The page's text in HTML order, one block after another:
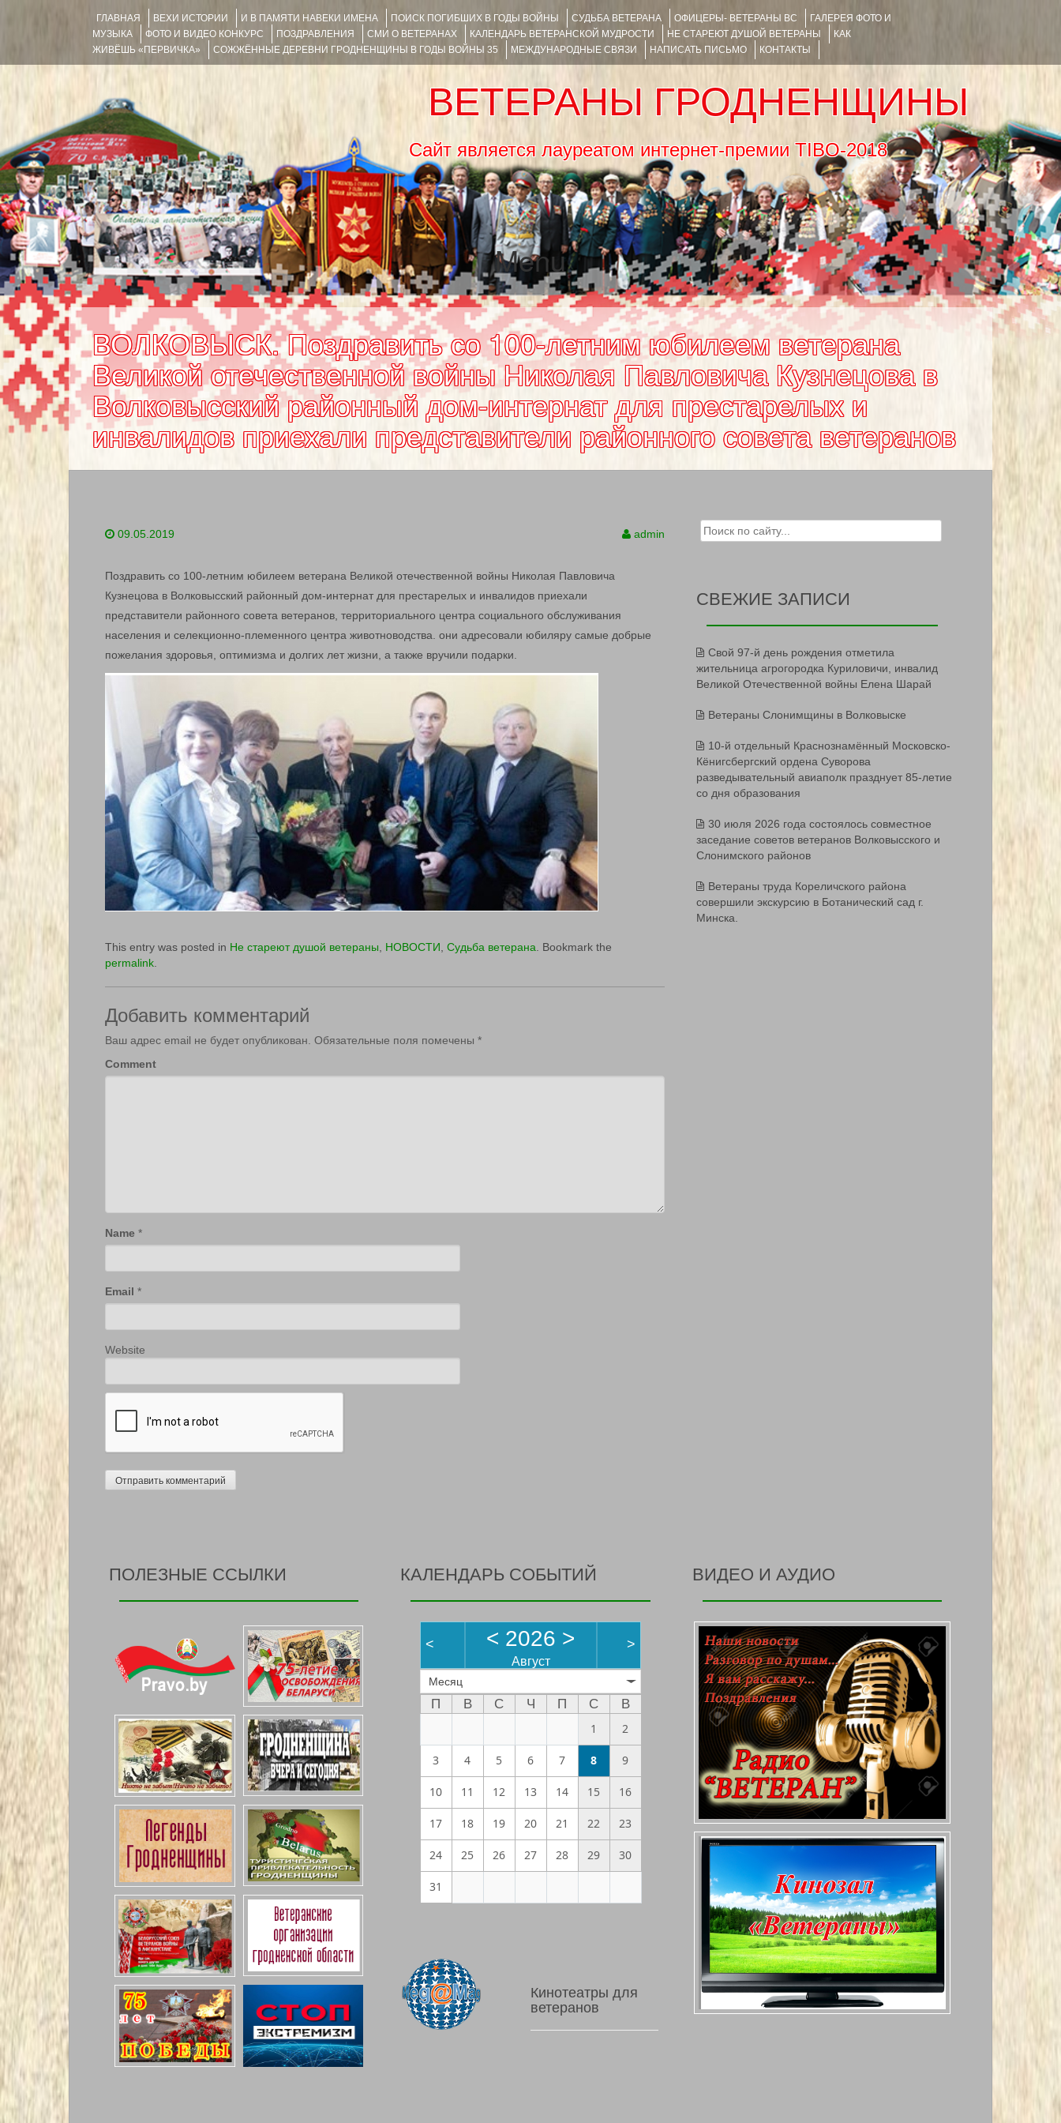
ГЛАВНАЯ ВЕХИ ИСТОРИИ И В ПАМЯТИ НАВЕКИ ИМЕНА ПОИСК ПОГИБШИХ В ГОДЫ ВОЙНЫ СУДЬБА ВЕТЕРАНА ОФИЦЕРЫ- ВЕТЕРАНЫ ВС
ГАЛЕРЕЯ ФОТО И
МУЗЫКА
ФОТО И ВИДЕО КОНКУРС ПОЗДРАВЛЕНИЯ СМИ О ВЕТЕРАНАХ КАЛЕНДАРЬ ВЕТЕРАНСКОЙ МУДРОСТИ НЕ СТАРЕЮТ ДУШОЙ ВЕТЕРАНЫ
КАК
ЖИВЁШЬ «ПЕРВИЧКА»
СОЖЖЁННЫЕ ДЕРЕВНИ ГРОДНЕНЩИНЫ В ГОДЫ ВОЙНЫ 35 МЕЖДУНАРОДНЫЕ СВЯЗИ НАПИСАТЬ ПИСЬМО КОНТАКТЫ
ВЕТЕРАНЫ ГРОДНЕНЩИНЫ
Сайт является лауреатом интернет-премии TIBO-2018
Menu
SKIP TO CONTENT
ВОЛКОВЫСК. Поздравить со 100-летним юбилеем ветерана
Великой отечественной войны Николая Павловича Кузнецова в
Волковысский районный дом-интернат для престарелых и
инвалидов приехали представители районного совета ветеранов
09.05.2019 admin
Поздравить со 100-летним юбилеем ветерана Великой отечественной войны Николая Павловича
Кузнецова в Волковысский районный дом-интернат для престарелых и инвалидов приехали
представители районного совета ветеранов, территориального центра социального обслуживания
населения и селекционно-племенного центра животноводства. они адресовали юбиляру самые добрые
пожелания здоровья, оптимизма и долгих лет жизни, а также вручили подарки.
This entry was posted in Не стареют душой ветераны НОВОСТИ Судьба ветерана . Bookmark the
permalink
Добавить комментарий
Ваш адрес email не будет опубликован. Обязательные поля помечены *
Comment
Name *
Email *
Website
Search for:
СВЕЖИЕ ЗАПИСИ
Свой 97-й день рождения отметила
жительница агрогородка Куриловичи, инвалид
Великой Отечественной войны Елена Шарай
Ветераны Слонимщины в Волковыске
10-й отдельный Краснознамённый Московско-
Кёнигсбергский ордена Суворова
разведывательный авиаполк празднует 85-летие
со дня образования
30 июля 2026 года состоялось совместное
заседание советов ветеранов Волковысского и
Слонимского районов
Ветераны труда Кореличского района
совершили экскурсию в Ботанический сад г.
Минска.
ПОЛЕЗНЫЕ ССЫЛКИ КАЛЕНДАРЬ СОБЫТИЙ
< < 2026 >
Август
>
Месяц
П В С Ч П С
В
1
2
3 4 5 6 7 8 9
10 11 12 13 14 15 16
17 18 19 20 21 22 23
24 25 26 27 28 29 30
31
Кинотеатры для
ветеранов
ВИДЕО И АУДИО